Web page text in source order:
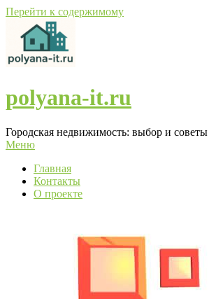
Перейти к содержимому
polyana-it.ru
Городская недвижимость: выбор и советы
Меню
Главная
Контакты
О проекте